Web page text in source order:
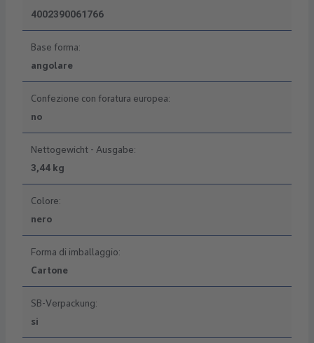
4002390061766
Base forma:
angolare
Confezione con foratura europea:
no
Nettogewicht - Ausgabe:
3,44 kg
Colore:
nero
Forma di imballaggio:
Cartone
SB-Verpackung:
si